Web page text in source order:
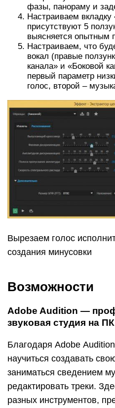
фазы, панораму и
Настраиваем
присутствуют 5
выясняется опытным
Настраиваем, что
вокал (правые
канала» и «Боковой
первый параметр
голос, второй –
Вырезаем голос
создания минусовки
Возможности
Adobe Audition —
звуковая студия на ПК
Благодаря Adobe
научиться создавать
заниматься сведением
редактировать треки.
разных инструментов,